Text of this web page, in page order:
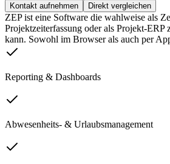
Kontakt aufnehmen Direkt vergleichen
ZEP ist eine Software die wahlweise als
Projektzeiterfassung oder als Projekt-ERP
kann. Sowohl im Browser als auch per
Reporting & Dashboards
Abwesenheits- & Urlaubsmanagement